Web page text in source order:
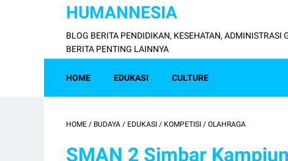
HUMANNESIA
BLOG BERITA PENDIDIKAN, KESEHATAN, ADMINISTRASI
BERITA PENTING LAINNYA
HOME EDUKASI CULTURE
HOME / BUDAYA / EDUKASI / KOMPETISI / OLAHRAGA
SMAN 2 Simbar